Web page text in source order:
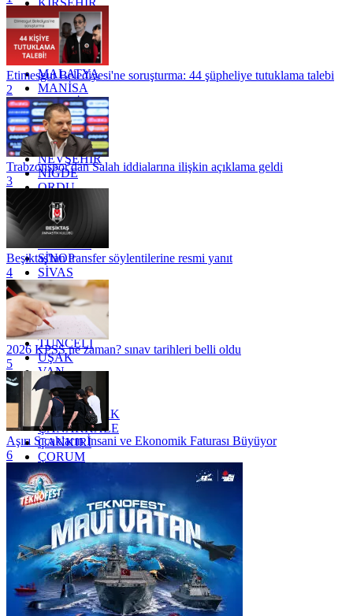
KOCAELİ
KONYA
KÜTAHYA
KİLİS
MALATYA
MANİSA
MARDİN
MERSİN
MUĞLA
MUŞ
NEVŞEHİR
NİĞDE
ORDU
OSMANİYE
RİZE
SAKARYA
SİNOP
SİVAS
SİİRT
TEKİRDAĞ
TOKAT
TRABZON
TUNCELİ
UŞAK
VAN
YALOVA
YOZGAT
ZONGULDAK
ÇANAKKALE
ÇANKIRI
ÇORUM
İSTANBUL
İZMİR
ŞANLIURFA
ŞIRNAK
Etimesgut Belediyesi'ne soruşturma: 44 şüpheliye tutuklama talebi
2
Trabzonspor'dan Salah iddialarına ilişkin açıklama geldi
3
Beşiktaş'tan transfer söylentilerine resmi yanıt
4
2026 KPSS ne zaman? sınav tarihleri belli oldu
5
Aşırı Sıcakların İnsani ve Ekonomik Faturası Büyüyor
6